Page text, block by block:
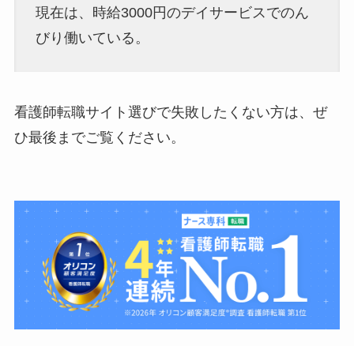
現在は、時給3000円のデイサービスでのん
びり働いている。
看護師転職サイト選びで失敗したくない方は、ぜ
ひ最後までご覧ください。